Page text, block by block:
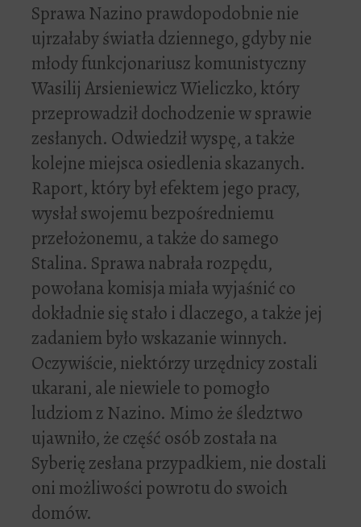
Sprawa Nazino prawdopodobnie nie
ujrzałaby światła dziennego, gdyby nie
młody funkcjonariusz komunistyczny
Wasilij Arsieniewicz Wieliczko, który
przeprowadził dochodzenie w sprawie
zesłanych. Odwiedził wyspę, a także
kolejne miejsca osiedlenia skazanych.
Raport, który był efektem jego pracy,
wysłał swojemu bezpośredniemu
przełożonemu, a także do samego
Stalina. Sprawa nabrała rozpędu,
powołana komisja miała wyjaśnić co
dokładnie się stało i dlaczego, a także jej
zadaniem było wskazanie winnych.
Oczywiście, niektórzy urzędnicy zostali
ukarani, ale niewiele to pomogło
ludziom z Nazino. Mimo że śledztwo
ujawniło, że część osób została na
Syberię zesłana przypadkiem, nie dostali
oni możliwości powrotu do swoich
domów.